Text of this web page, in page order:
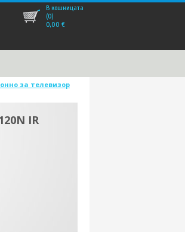
В кошницата
(0)
0,00 €
за телевизор
IR